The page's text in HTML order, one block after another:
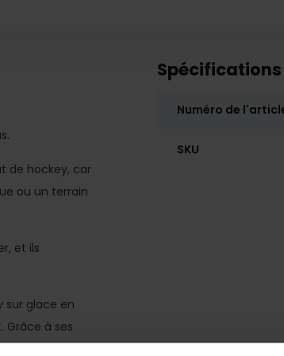
de hockey, car
ou un terrain
et ils
sur glace en
Grâce à ses
Spécifications
Numéro de
SKU